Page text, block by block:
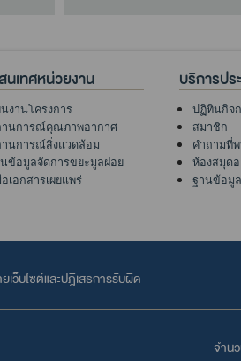
นเทศหน่วยงาน
งานโครงการ
านการณ์คุณภาพอากาศ
นการณ์สิ่งแวดล้อม
ข้อมูลจัดการขยะมูลฝอย
เอกสารเผยแพร่
บริการปร
ปฏิทินกิจ
สมาชิก
คำถามที่
ห้องสมุด
ฐานข้อมู
เว็บไซต์และปฎิเสธการรับผิด
จำน